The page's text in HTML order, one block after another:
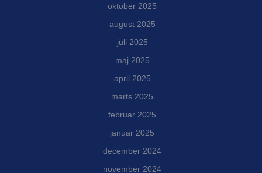
oktober 2025
august 2025
juli 2025
maj 2025
april 2025
marts 2025
februar 2025
januar 2025
december 2024
november 2024